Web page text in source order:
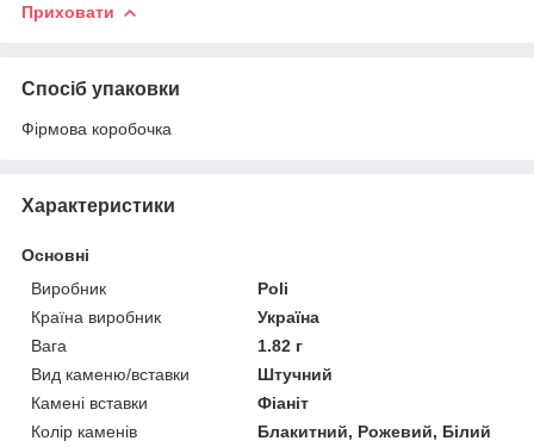
Приховати
Спосіб упаковки
Фірмова коробочка
Характеристики
Основні
Виробник
Poli
Країна виробник
Україна
Вага
1.82 г
Вид каменю/вставки
Штучний
Камені вставки
Фіаніт
Колір каменів
Блакитний, Рожевий, Білий